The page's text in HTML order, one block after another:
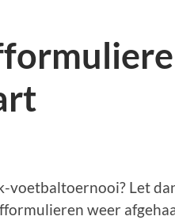
voetbaltoernooi? Let
weer